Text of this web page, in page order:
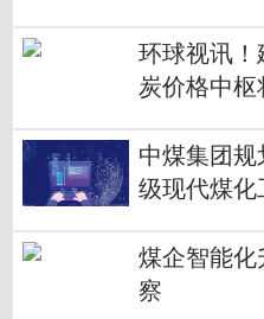
天天资讯
环球视讯！
炭价格中枢
中煤集团
级现代煤化
煤企智能化
察